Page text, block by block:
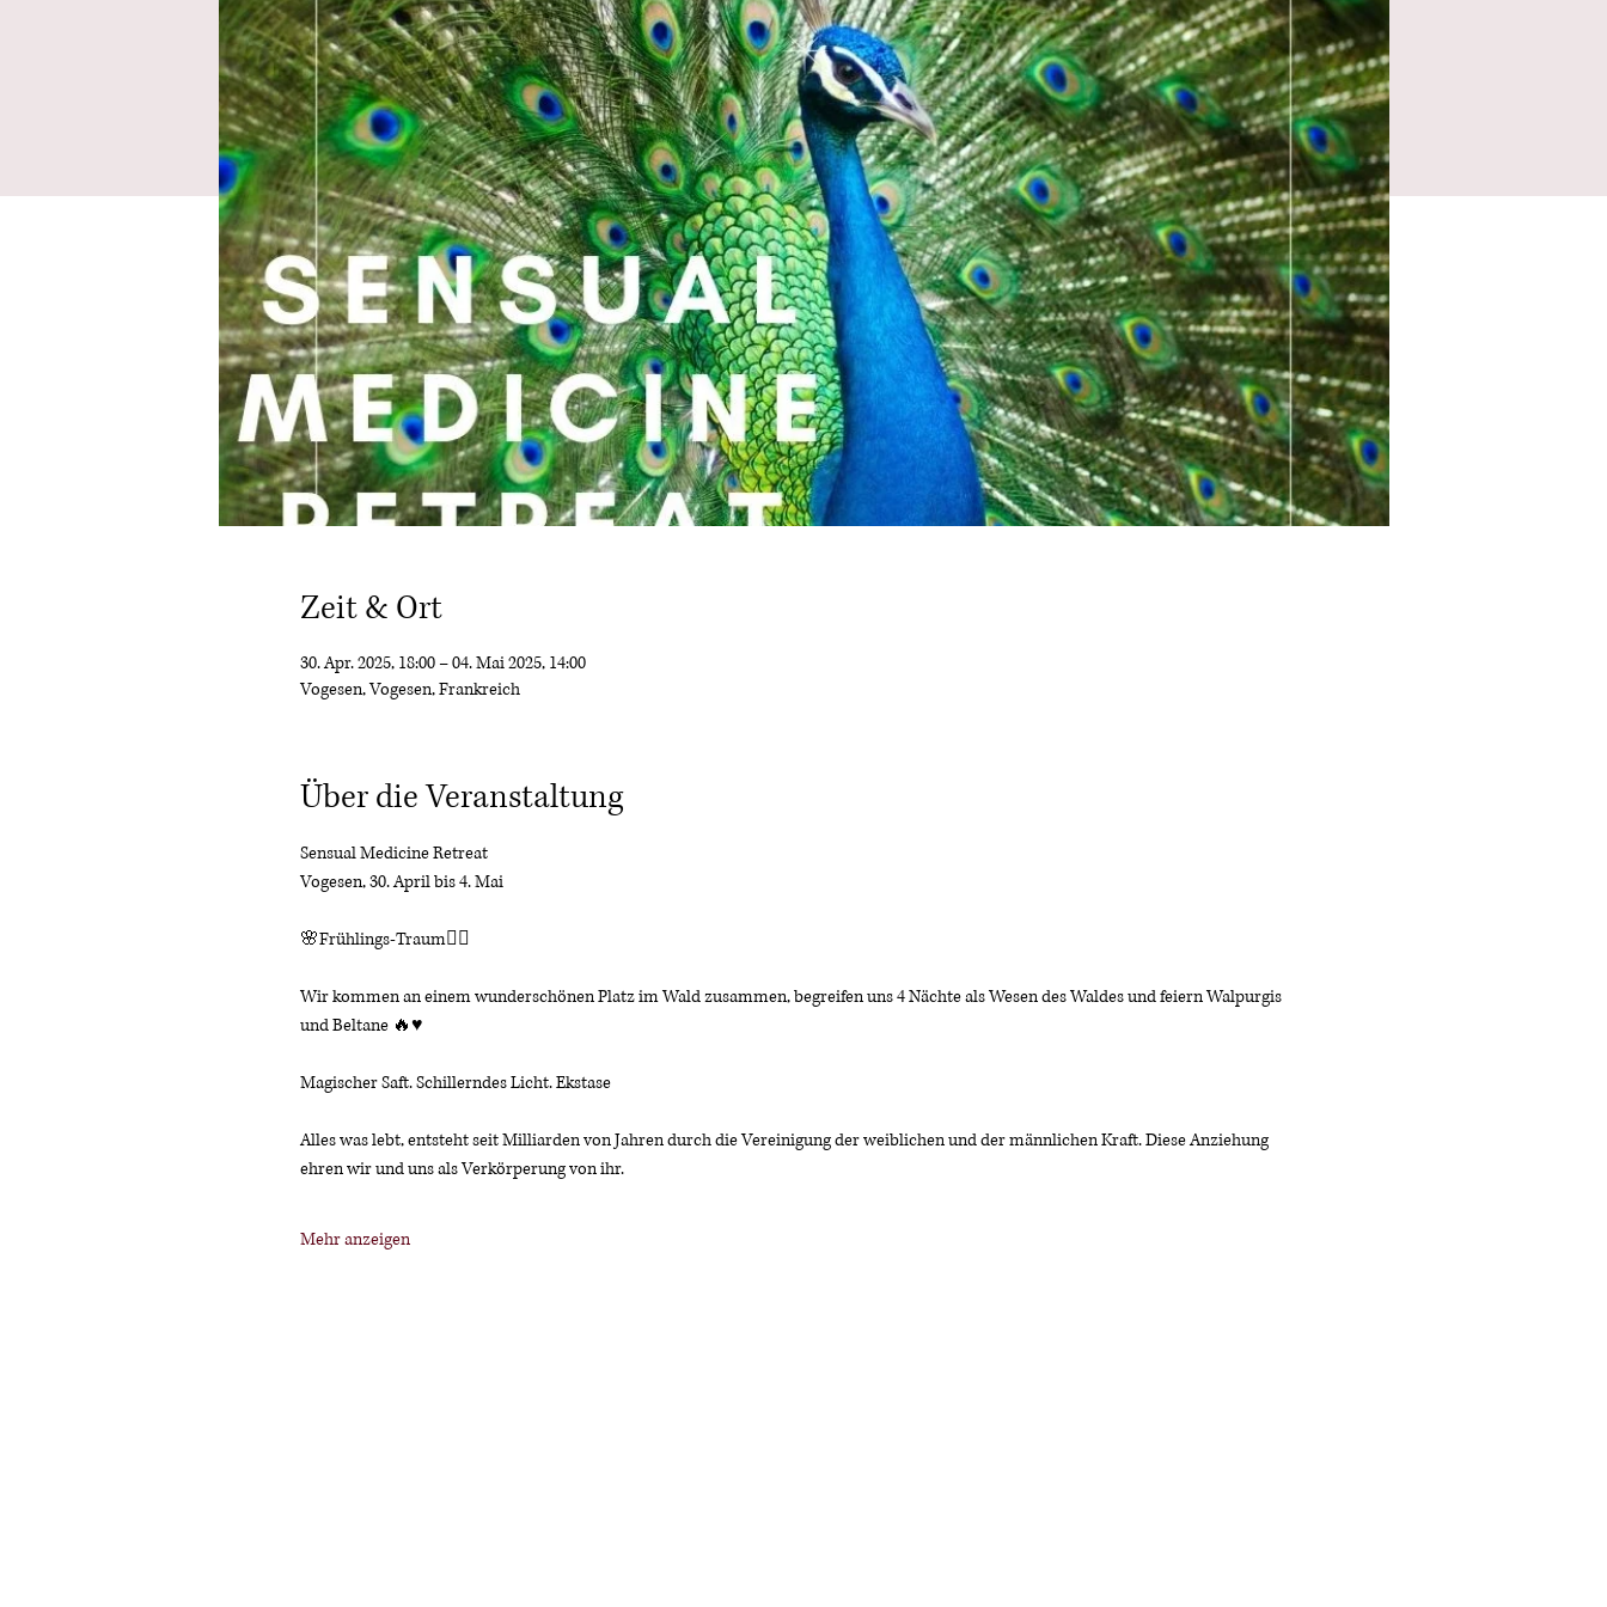
Zeit & Ort
30. Apr. 2025, 18:00 – 04. Mai 2025, 14:00
Vogesen, Vogesen, Frankreich
Über die Veranstaltung
Sensual Medicine Retreat
Vogesen, 30. April bis 4. Mai
🌸Frühlings-Traum🧚‍♂️
Wir kommen an einem wunderschönen Platz im Wald zusammen, begreifen uns 4 Nächte als Wesen des Waldes und feiern Walpurgis
und Beltane 🔥♥️
Magischer Saft. Schillerndes Licht. Ekstase
Alles was lebt, entsteht seit Milliarden von Jahren durch die Vereinigung der weiblichen und der männlichen Kraft. Diese Anziehung
ehren wir und uns als Verkörperung von ihr.
Mehr anzeigen